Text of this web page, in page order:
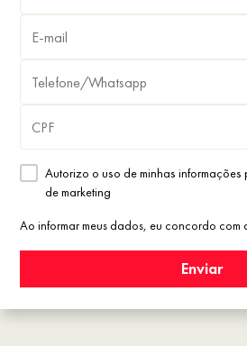
Autorizo o uso de minhas
de marketing
Ao informar meus dados, eu concordo com
Enviar